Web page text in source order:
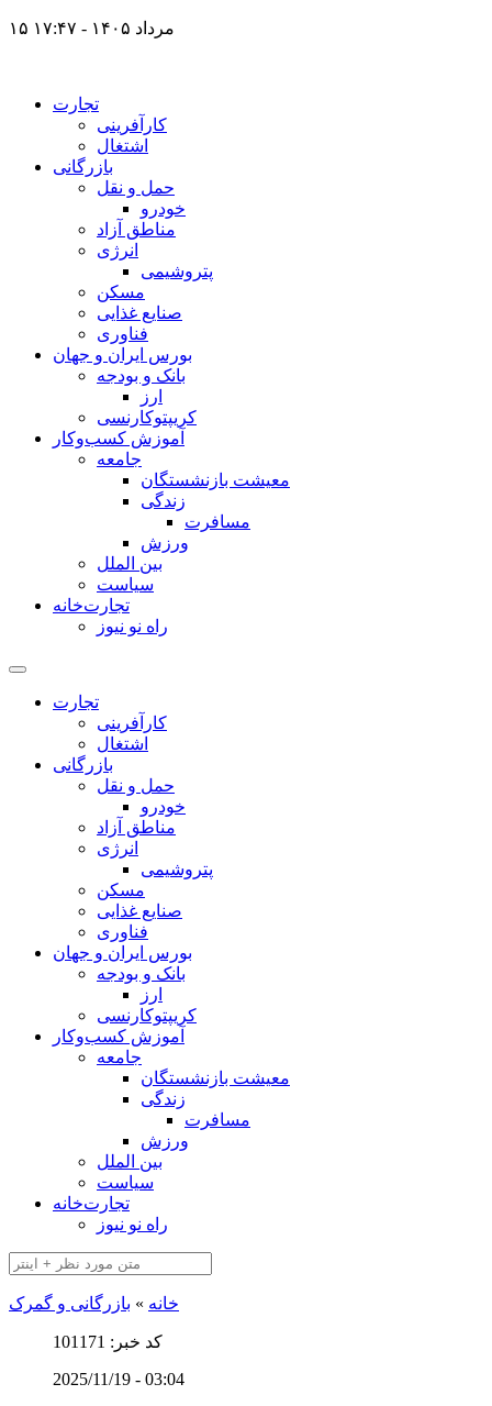
۱۵ مرداد ۱۴۰۵ - ۱۷:۴۷
تجارت
کارآفرینی
اشتغال
بازرگانی
حمل و نقل
خودرو
مناطق آزاد
انرژی
پتروشیمی
مسکن
صنایع غذایی
فناوری
بورس ایران و جهان
بانک و بودجه
ارز
کریپتوکارنسی
آموزش کسب‌وکار
جامعه
معیشت بازنشستگان
زندگی
مسافرت
ورزش
بین الملل
سیاست
تجارت‌خانه
راه نو نیوز
تجارت
کارآفرینی
اشتغال
بازرگانی
حمل و نقل
خودرو
مناطق آزاد
انرژی
پتروشیمی
مسکن
صنایع غذایی
فناوری
بورس ایران و جهان
بانک و بودجه
ارز
کریپتوکارنسی
آموزش کسب‌وکار
جامعه
معیشت بازنشستگان
زندگی
مسافرت
ورزش
بین الملل
سیاست
تجارت‌خانه
راه نو نیوز
خانه » بازرگانی و گمرک
کد خبر: 101171
2025/11/19 - 03:04